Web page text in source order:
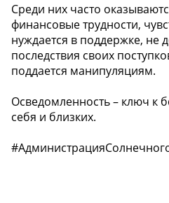
Среди них часто
финансовые трудности,
нуждается в поддержке, не
последствия своих
поддается манипуляциям.
Осведомленность – ключ к
себя и близких.